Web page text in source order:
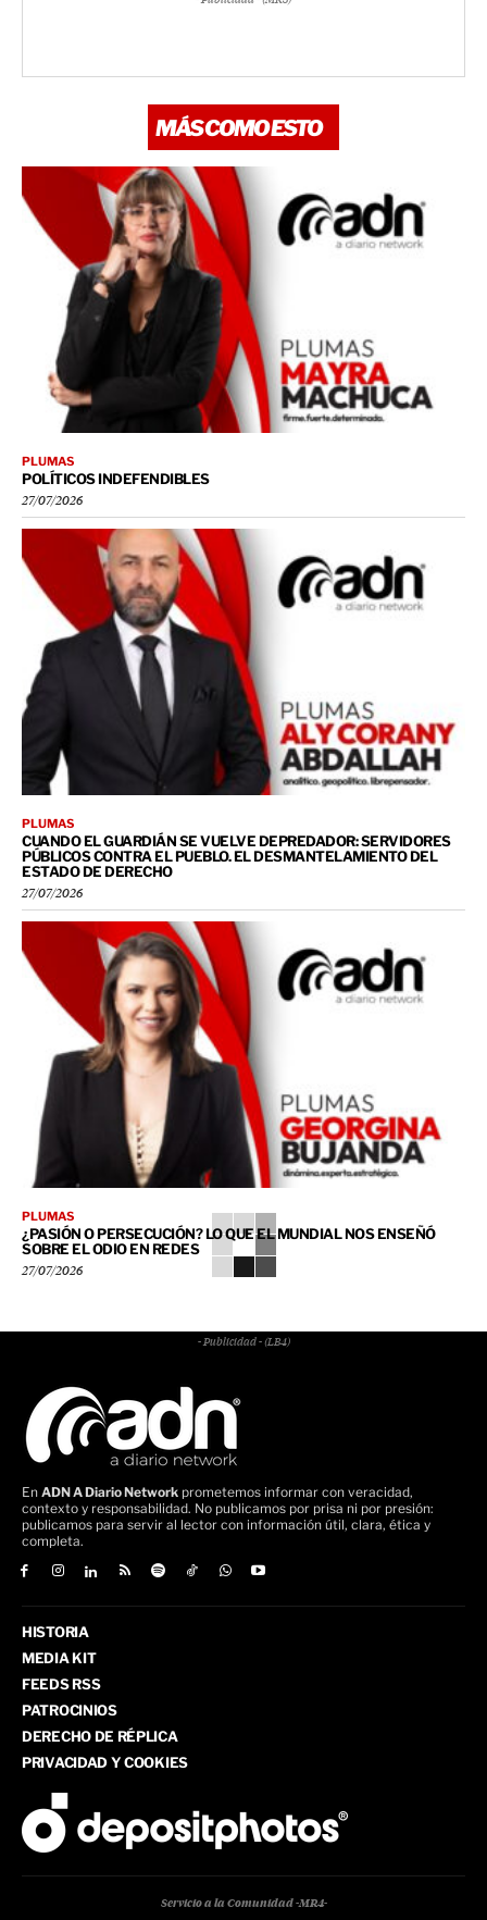
MÁS COMO ESTO
PLUMAS
POLÍTICOS INDEFENDIBLES
27/07/2026
PLUMAS
CUANDO EL GUARDIÁN SE VUELVE DEPREDADOR: SERVIDORES
PÚBLICOS CONTRA EL PUEBLO. EL DESMANTELAMIENTO DEL
ESTADO DE DERECHO
27/07/2026
PLUMAS
¿PASIÓN O PERSECUCIÓN? LO QUE EL MUNDIAL NOS ENSEÑÓ
SOBRE EL ODIO EN REDES
27/07/2026
- Publicidad - (LB4)
En ADN A Diario Network prometemos informar con veracidad,
contexto y responsabilidad. No publicamos por prisa ni por presión:
publicamos para servir al lector con información útil, clara, ética y
completa.
HISTORIA
MEDIA KIT
FEEDS RSS
PATROCINIOS
DERECHO DE RÉPLICA
PRIVACIDAD Y COOKIES
Servicio a la Comunidad -MR4-